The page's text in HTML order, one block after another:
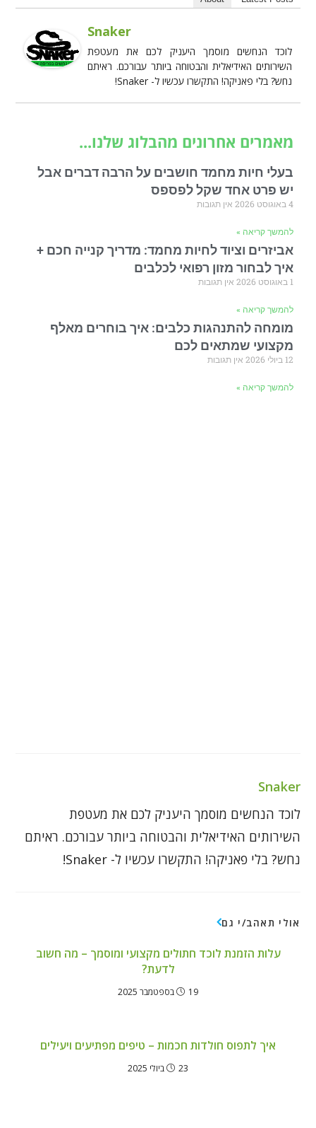
Snaker
לוכד הנחשים מוסמך היעניק לכם את מעטפת
השירותים האידיאלית והבטוחה ביותר עבורכם. ראיתם
נחש? בלי פאניקה! התקשרו עכשיו ל- Snaker!
מאמרים אחרונים מהבלוג שלנו...
בעלי חיות מחמד חושבים על הרבה דברים אבל
יש פרט אחד שקל לפספס
4 באוגוסט 2026 אין תגובות
להמשך קריאה »
אביזרים וציוד לחיות מחמד: מדריך קנייה חכם +
איך לבחור מזון רפואי לכלבים
1 באוגוסט 2026 אין תגובות
להמשך קריאה »
מומחה להתנהגות כלבים: איך בוחרים מאלף
מקצועי שמתאים לכם
12 ביולי 2026 אין תגובות
להמשך קריאה »
Snaker
לוכד הנחשים מוסמך היעניק לכם את מעטפת
השירותים האידיאלית והבטוחה ביותר עבורכם. ראיתם
נחש? בלי פאניקה! התקשרו עכשיו ל- Snaker!
אולי תאהב/י גם
עלות הזמנת לוכד חתולים מקצועי ומוסמך – מה חשוב
לדעת?
19 בספטמבר 2025
איך לתפוס חולדות חכמות – טיפים מפתיעים ויעילים
23 ביולי 2025